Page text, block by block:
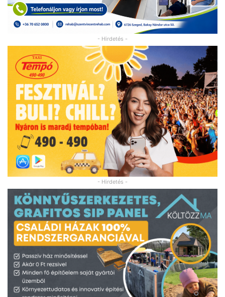
- Hirdetés -
- Hirdetés -